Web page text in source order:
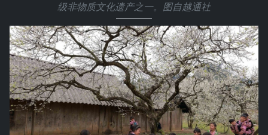
级非物质文化遗产之一。图自越通社